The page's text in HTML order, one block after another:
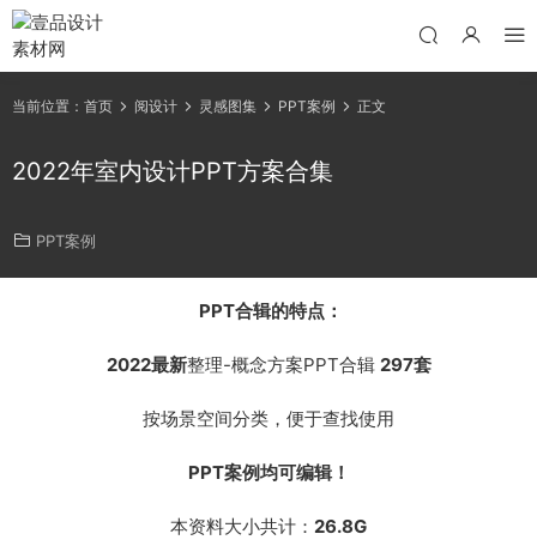
当前位置： 首页 阅设计 灵感图集 PPT案例 正文
2022年室内设计PPT方案合集
PPT案例
PPT合辑的特点：
2022最新整理-概念方案PPT合辑 297套
按场景空间分类，便于查找使用
PPT案例均可编辑！
本资料大小共计： 26.8G